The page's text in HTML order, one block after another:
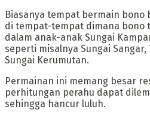
Biasanya tempat bermain bono
di tempat-tempat dimana bono
dalam anak-anak Sungai
seperti misalnya Sungai
Sungai Kerumutan.
Permainan ini memang besar
perhitungan perahu dapat
sehingga hancur luluh.